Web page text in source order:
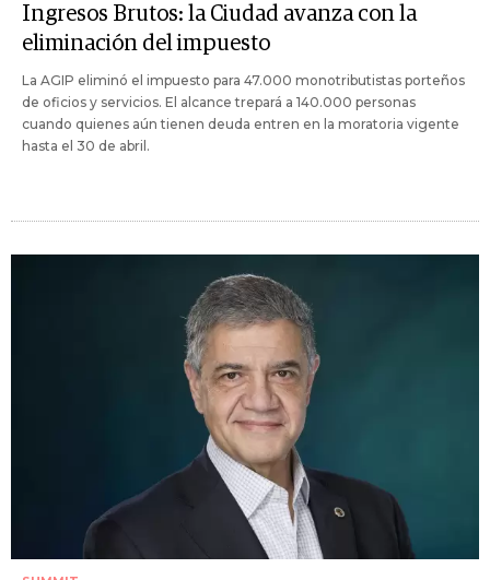
Ingresos Brutos: la Ciudad avanza con la
eliminación del impuesto
La AGIP eliminó el impuesto para 47.000 monotributistas porteños
de oficios y servicios. El alcance trepará a 140.000 personas
cuando quienes aún tienen deuda entren en la moratoria vigente
hasta el 30 de abril.